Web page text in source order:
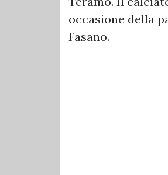
occasione della
Fasano.